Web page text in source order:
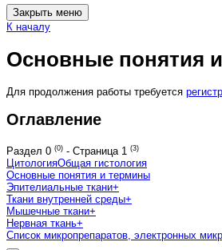
Закрыть меню
К началу
Основные понятия
Для продолжения работы требуется
Оглавление
Раздел 0 (0) - Страница 1 (3)
ЦитологияОбщая гистология
Основные понятия и термины
Эпителиальные ткани+
Ткани внутренней среды+
Мышечные ткани+
Нервная ткань+
Список микропрепаратов, электронных